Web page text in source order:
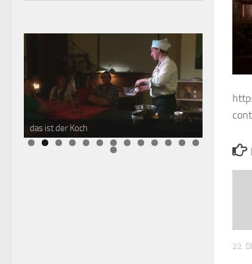
22.
das ist der Koch